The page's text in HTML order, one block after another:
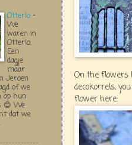
On the flowers
decokorrels,
flower here:
Otterlo -
We
waren in
Otterlo.
Een
dagje
maar
Jeroen
of we
op hun
😊 We
dat we